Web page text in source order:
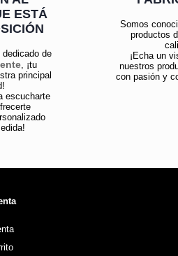
ESTÁ
de
, ¡tu
principal
escucharte
Somos
productos
¡Echa un
nuestros
con pasión y